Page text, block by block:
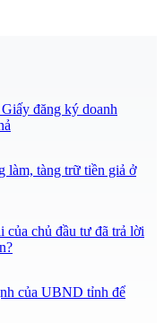
đăng ký doanh
làm, tàng trữ tiền giả ở
chủ đầu tư đã trả lời
của UBND tỉnh để